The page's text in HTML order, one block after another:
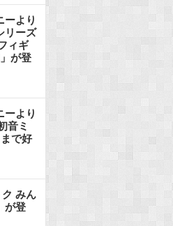
ーより
リーズ
ィギ
が登
ーより
音ミ
で好
みん
が登